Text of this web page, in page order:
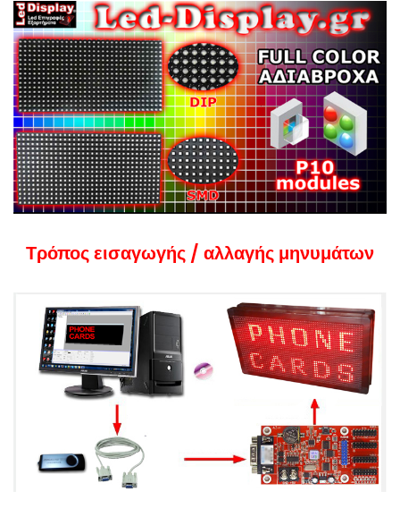
Τρόπος εισαγωγής / αλλαγής μηνυμάτων